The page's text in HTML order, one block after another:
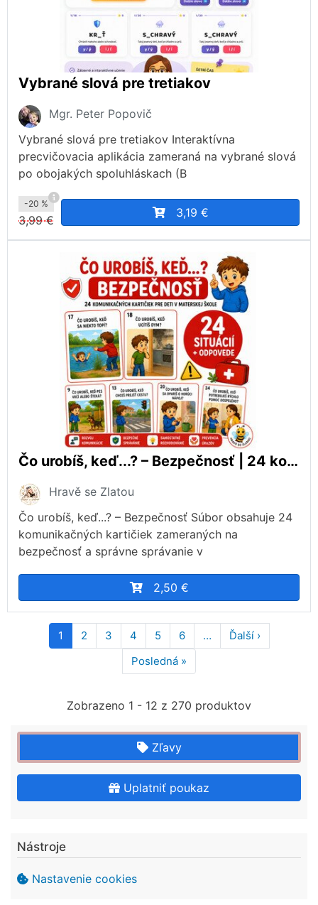
Vybrané slová pre tretiakov
Mgr. Peter Popovič
Vybrané slová pre tretiakov Interaktívna
precvičovacia aplikácia zameraná na vybrané slová
po obojakých spoluhláskach (B
-20 %
3,99 €
3,19 €
Čo urobíš, keď...? – Bezpečnosť | 24 komunikačných kartičiek + odpovede
Hravě se Zlatou
Čo urobíš, keď...? – Bezpečnosť Súbor obsahuje 24
komunikačných kartičiek zameraných na
bezpečnosť a správne správanie v
2,50 €
Pagination
1 2 3 4 5 6 … Ďalší ›Ďalšia
strana
Posledná »
strana
Zobrazeno 1 - 12 z 270 produktov
Zľavy
Uplatniť poukaz
Nástroje
Nastavenie cookies